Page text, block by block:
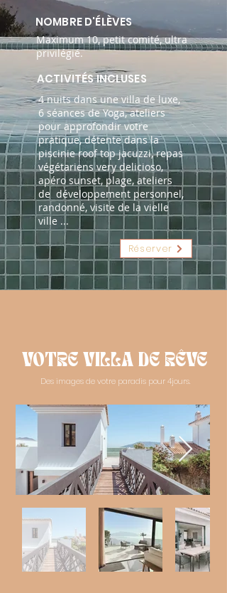
NOMBRE D'ÉLÈVES
Maximum 10, petit comité, ultra
privilégié.
ACTIVITÉS INCLUSES
4 nuits dans une villa de luxe,
6 séances de Yoga, ateliers
pour approfondir votre
pratique, détente dans la
piscinie roof top jacuzzi, repas
végétariens very delicioso,
apéro sunset, plage, ateliers
de développement personnel,
randonné, visite de la vielle
ville ...
Réserver
VOTRE VILLA DE RÊVE
Des images de votre paradis pour 4jours.